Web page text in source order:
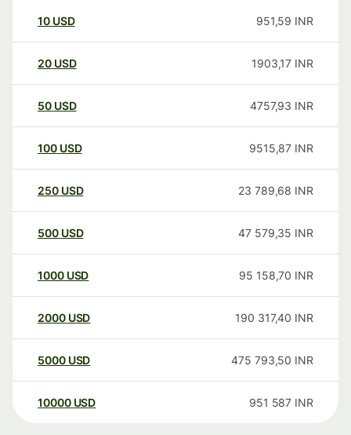
10 USD 951,59 INR
20 USD 1903,17 INR
50 USD 4757,93 INR
100 USD 9515,87 INR
250 USD 23 789,68 INR
500 USD 47 579,35 INR
1000 USD 95 158,70 INR
2000 USD 190 317,40 INR
5000 USD 475 793,50 INR
10000 USD 951 587 INR